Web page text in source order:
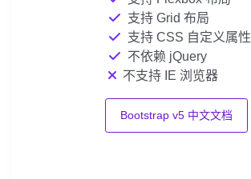
支持 Grid 布局
支持 CSS 自定义属性
不依赖 jQuery
不支持 IE 浏览器
Bootstrap v5 中文文档